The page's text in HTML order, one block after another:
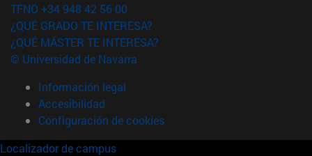
TFNO +34 948 42 56 00
¿QUÉ GRADO TE INTERESA?
¿QUÉ MÁSTER TE INTERESA?
© Universidad de Navarra
Información legal
Accesibilidad
Configuración de cookies
Localizador de campus